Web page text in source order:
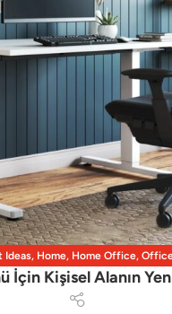
Ideas, Home, Home Office,
İçin Kişisel Alanın